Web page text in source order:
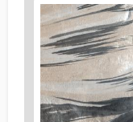
News
image
1